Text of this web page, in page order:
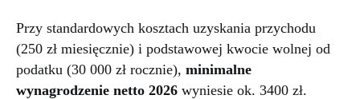
Przy standardowych kosztach uzyskania przychodu
(250 zł miesięcznie) i podstawowej kwocie wolnej od
podatku (30 000 zł rocznie), minimalne
wynagrodzenie netto 2026 wyniesie ok. 3400 zł.